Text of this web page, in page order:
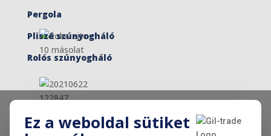
Pergola
Pliszé szúnyogháló
Rolós szúnyogháló
Ez a weboldal sütiket